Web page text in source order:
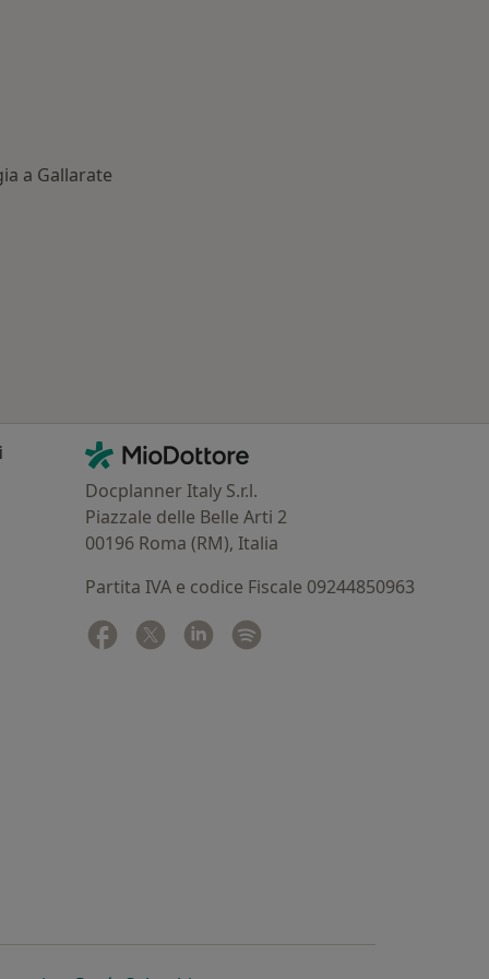
a Gallarate
Contatti
MioDottore - Homepage
Docplanner Italy S.r.l.
Piazzale delle Belle Arti 2
00196 Roma (RM), Italia
Partita IVA e codice Fiscale 09244850963
Facebook
si apre in una nuova scheda
Twitter
si apre in una nuova scheda
Linkedin
si apre in una nuova scheda